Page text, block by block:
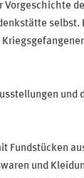
selbst.
Fundstücken
und